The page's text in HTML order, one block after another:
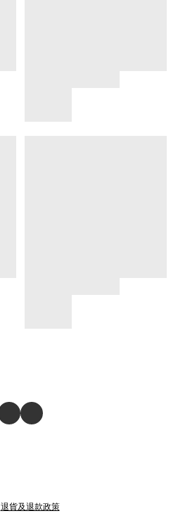
退貨及退款政策